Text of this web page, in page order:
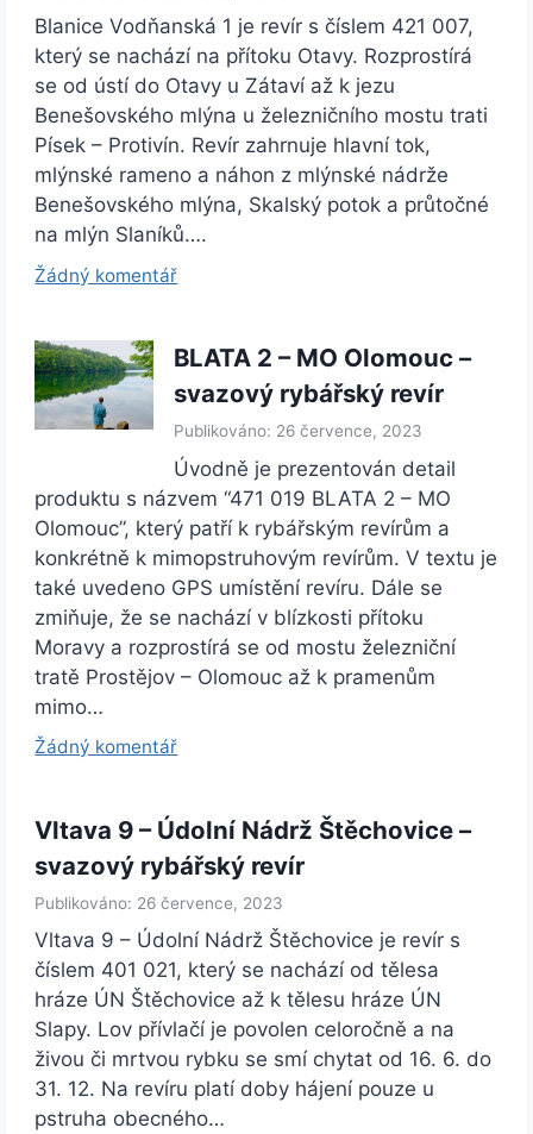
Blanice Vodňanská 1 je revír s číslem 421 007,
který se nachází na přítoku Otavy. Rozprostírá
se od ústí do Otavy u Zátaví až k jezu
Benešovského mlýna u železničního mostu trati
Písek – Protivín. Revír zahrnuje hlavní tok,
mlýnské rameno a náhon z mlýnské nádrže
Benešovského mlýna, Skalský potok a průtočné
na mlýn Slaníků….
Žádný komentář
BLATA 2 – MO Olomouc –
svazový rybářský revír
Publikováno: 26 července, 2023
Úvodně je prezentován detail
produktu s názvem “471 019 BLATA 2 – MO
Olomouc”, který patří k rybářským revírům a
konkrétně k mimopstruhovým revírům. V textu je
také uvedeno GPS umístění revíru. Dále se
zmiňuje, že se nachází v blízkosti přítoku
Moravy a rozprostírá se od mostu železniční
tratě Prostějov – Olomouc až k pramenům
mimo…
Žádný komentář
Vltava 9 – Údolní Nádrž Štěchovice –
svazový rybářský revír
Publikováno: 26 července, 2023
Vltava 9 – Údolní Nádrž Štěchovice je revír s
číslem 401 021, který se nachází od tělesa
hráze ÚN Štěchovice až k tělesu hráze ÚN
Slapy. Lov přívlačí je povolen celoročně a na
živou či mrtvou rybku se smí chytat od 16. 6. do
31. 12. Na revíru platí doby hájení pouze u
pstruha obecného…